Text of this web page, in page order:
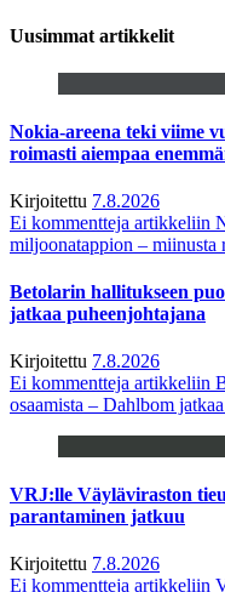
Uusimmat artikkelit
Nokia-areena teki viime
roimasti aiempaa
Kirjoitettu 7.8.2026
Ei kommentteja artikkeliin
miljoonatappion – miinusta
Betolarin hallitukseen
jatkaa puheenjohtajana
Kirjoitettu 7.8.2026
Ei kommentteja artikkeliin
osaamista – Dahlbom
VRJ:lle Väyläviraston
parantaminen jatkuu
Kirjoitettu 7.8.2026
Ei kommentteja artikkeliin